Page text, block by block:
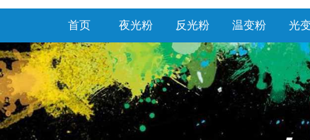
首页 夜光粉 反光粉 温变粉 光